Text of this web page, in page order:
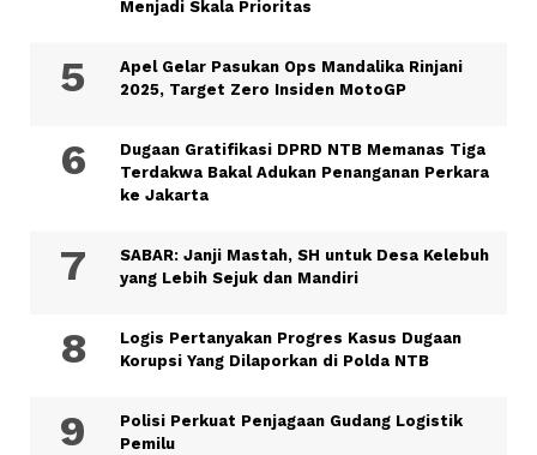
Menjadi Skala Prioritas
Apel Gelar Pasukan Ops Mandalika Rinjani
2025, Target Zero Insiden MotoGP
Dugaan Gratifikasi DPRD NTB Memanas Tiga
Terdakwa Bakal Adukan Penanganan Perkara
ke Jakarta
SABAR: Janji Mastah, SH untuk Desa Kelebuh
yang Lebih Sejuk dan Mandiri
Logis Pertanyakan Progres Kasus Dugaan
Korupsi Yang Dilaporkan di Polda NTB
Polisi Perkuat Penjagaan Gudang Logistik
Pemilu